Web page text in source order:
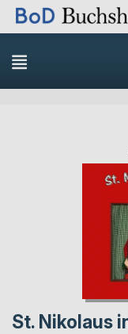
Direkt
zum
Inhalt
St. Nikolaus